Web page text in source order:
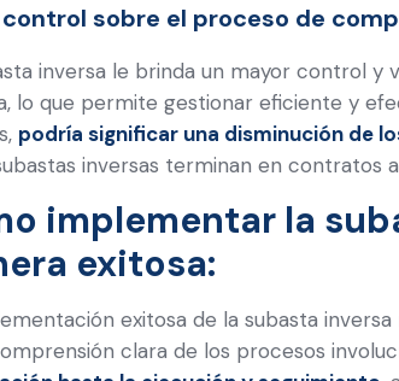
sobre el proceso de
inversa le brinda un mayor control y
lo que permite gestionar eficiente y
podría significar una disminución de
inversas terminan en contratos
implementar la
exitosa:
exitosa de la subasta
clara de los procesos